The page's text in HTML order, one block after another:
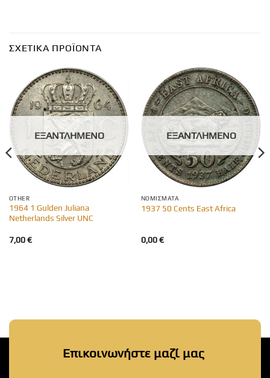
ΣΧΕΤΙΚΆ ΠΡΟΪΌΝΤΑ
ΕΞΑΝΤΛΗΜΈΝΟ
OTHER
1964 1 Gulden Juliana
Netherlands Silver UNC
7,00€
ΕΞΑΝΤΛΗΜΈΝΟ
ΝΟΜΊΣΜΑΤΑ
1937 50 Cents East Africa
0,00€
Επικοινωνήστε μαζί μας